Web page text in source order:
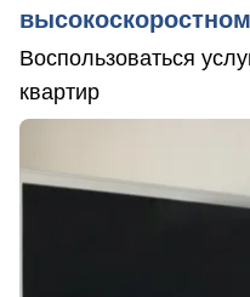
Воспользоваться
квартир